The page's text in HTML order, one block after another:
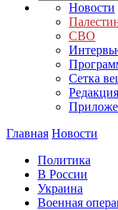
Новости
СВО
Сетка
Редакция
Главная Новости
Политика
В России
Украина
Военная